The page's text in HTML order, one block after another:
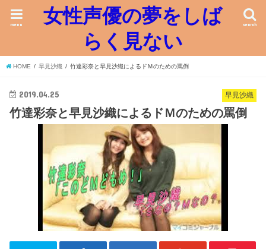
女性声優の夢をしば
らく見ない
search
menu
HOME 早見沙織 竹達彩奈と早見沙織によるドＭのための罵倒
早見沙織
2019.04.25
竹達彩奈と早見沙織によるドＭのための罵倒